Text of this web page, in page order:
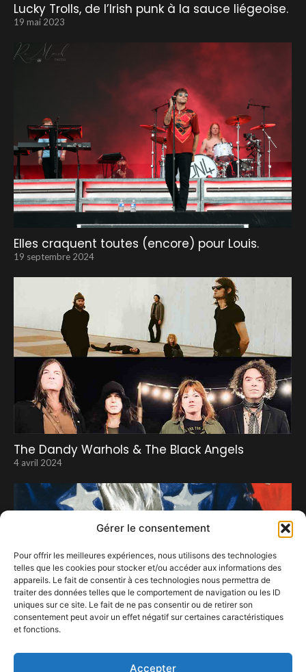
Gérer le consentement
Pour offrir les meilleures expériences, nous utilisons des technologies
telles que les cookies pour stocker et/ou accéder aux informations des
appareils. Le fait de consentir à ces technologies nous permettra de
traiter des données telles que le comportement de navigation ou les ID
uniques sur ce site. Le fait de ne pas consentir ou de retirer son
consentement peut avoir un effet négatif sur certaines caractéristiques
et fonctions.
Accepter
Lucky Trolls, de l’Irish punk à la sauce liégeoise.
19 mai 2023
Elles craquent toutes (encore) pour Louis.
19 septembre 2024
The Dandy Warhols & The Black Angels
4 avril 2024
27 mars 2023